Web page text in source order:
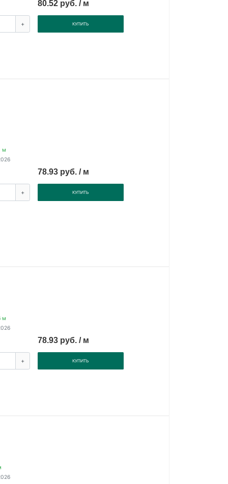
80.52 руб. / м
+ КУПИТЬ
м
78.93 руб. / м
+ КУПИТЬ
м
78.93 руб. / м
+ КУПИТЬ